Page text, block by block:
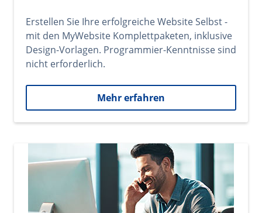
Erstellen Sie Ihre erfolgreiche Website Selbst -
mit den MyWebsite Komplettpaketen, inklusive
Design-Vorlagen. Programmier-Kenntnisse sind
nicht erforderlich.
Mehr erfahren